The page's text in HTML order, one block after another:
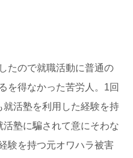
たので就職活動に普通の
を得なかった苦労人。1回
活塾を利用した経験を持
塾に騙されて意にそわな
験を持つ元オワハラ被害